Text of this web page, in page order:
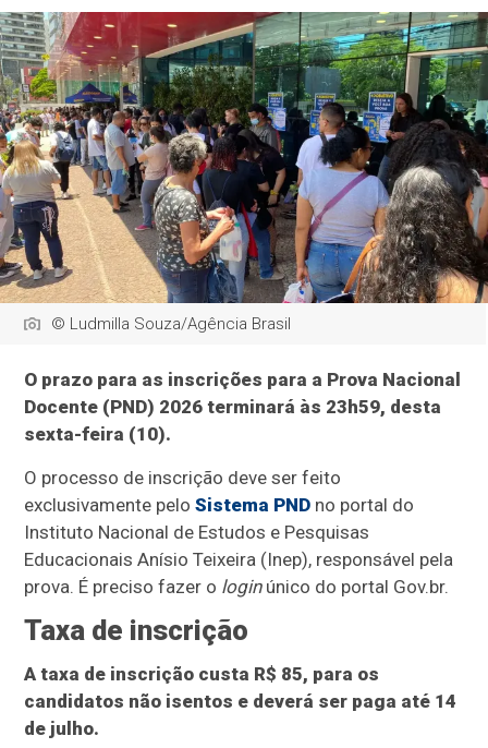
© Ludmilla Souza/Agência Brasil
O prazo para as inscrições para a Prova Nacional
Docente (PND) 2026 terminará às 23h59, desta
sexta-feira (10).
O processo de inscrição deve ser feito
exclusivamente peloSistema PND no portal do
Instituto Nacional de Estudos e Pesquisas
Educacionais Anísio Teixeira (Inep), responsável pela
prova. É preciso fazer o loginúnico do portal Gov.br.
Taxa de inscrição
A taxa de inscrição custa R$ 85, para os
candidatos não isentos e deverá ser paga até 14
de julho.